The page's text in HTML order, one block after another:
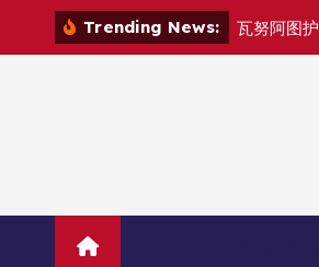
Trending News: 瓦努阿图护